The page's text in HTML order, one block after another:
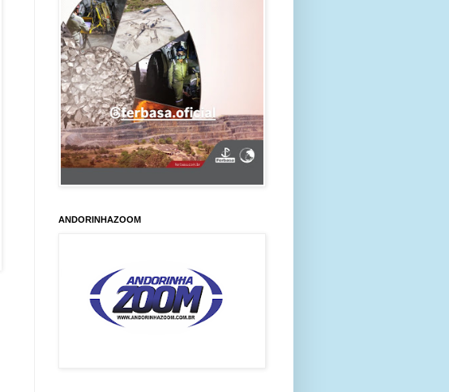
ANDORINHAZOOM